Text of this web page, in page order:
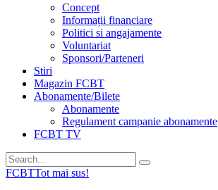
Concept
Informații financiare
Politici si angajamente
Voluntariat
Sponsori/Parteneri
Stiri
Magazin FCBT
Abonamente/Bilete
Abonamente
Regulament campanie abonamente
FCBT TV
FCBTTot mai sus!